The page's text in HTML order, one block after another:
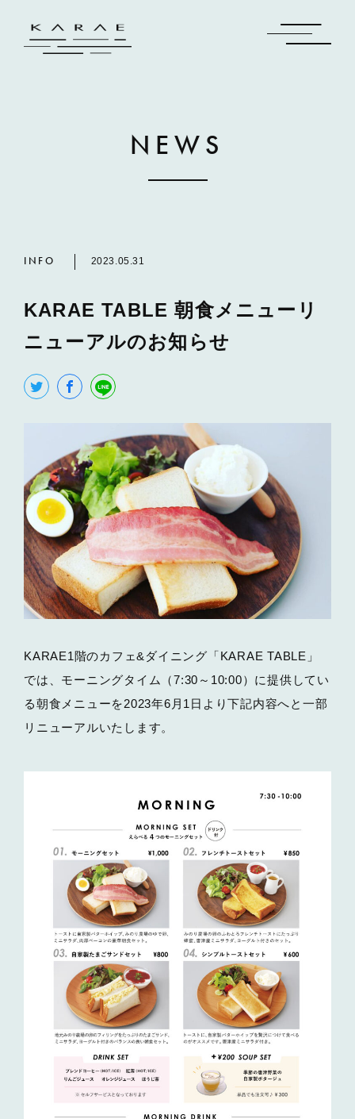
NEWS
INFO 2023.05.31
KARAE TABLE 朝食メニューリ
ニューアルのお知らせ
KARAE1階のカフェ&ダイニング「KARAE TABLE」
では、モーニングタイム（7:30～10:00）に提供してい
る朝食メニューを2023年6月1日より下記内容へと一部
リニューアルいたします。